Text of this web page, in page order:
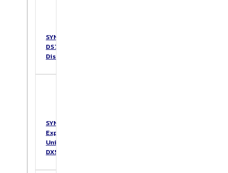
SYNOLOGY
DS725+
DiskStation
SYNOLOGY
Expansion
Unit
DX517